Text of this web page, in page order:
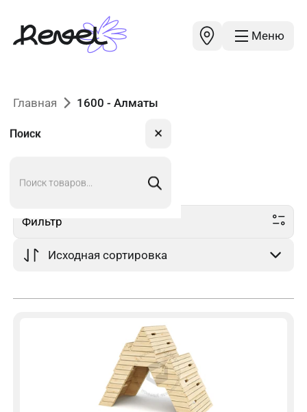
Меню
Поиск ✕
Главная 1600 - Алматы
1600 в Алматы
Фильтр